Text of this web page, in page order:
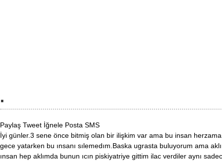
.
Paylaş Tweet İğnele Posta SMS
İyi günler.3 sene önce bitmiş olan bir ilişkim var ama bu insan
gece yatarken bu ınsanı sılemedım.Baska ugrasta buluyorum ama
ınsan hep aklımda bunun ıcın piskiyatriye gittim ilac verdiler aynı